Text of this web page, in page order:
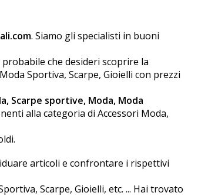
. Siamo gli specialisti in buoni
che desideri scoprire la
Sportiva, Scarpe, Gioielli con prezzi
Scarpe sportive, Moda, Moda
alla categoria di Accessori Moda,
articoli e confrontare i rispettivi
Scarpe, Gioielli, etc. ... Hai trovato